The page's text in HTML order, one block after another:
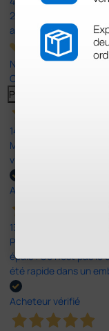
23
avis
Nos avis 4 et 5 étoiles.
Cliquez ici pour tous
Previous
14 Avr 2026
Mon article reçu est
vidéo proposée par le
Acheteur vérifié
13 Avr 2026
Pas du le sparadrap
épais ! Ce n'est pas le
été rapide dans un
Acheteur vérifié